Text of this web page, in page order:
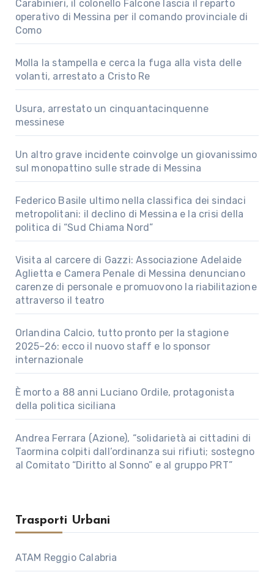
Carabinieri, il colonello Falcone lascia il reparto
operativo di Messina per il comando provinciale di
Como
Molla la stampella e cerca la fuga alla vista delle
volanti, arrestato a Cristo Re
Usura, arrestato un cinquantacinquenne
messinese
Un altro grave incidente coinvolge un giovanissimo
sul monopattino sulle strade di Messina
Federico Basile ultimo nella classifica dei sindaci
metropolitani: il declino di Messina e la crisi della
politica di “Sud Chiama Nord”
Visita al carcere di Gazzi: Associazione Adelaide
Aglietta e Camera Penale di Messina denunciano
carenze di personale e promuovono la riabilitazione
attraverso il teatro
Orlandina Calcio, tutto pronto per la stagione
2025–26: ecco il nuovo staff e lo sponsor
internazionale
È morto a 88 anni Luciano Ordile, protagonista
della politica siciliana
Andrea Ferrara (Azione), “solidarietà ai cittadini di
Taormina colpiti dall’ordinanza sui rifiuti; sostegno
al Comitato “Diritto al Sonno” e al gruppo PRT”
Trasporti Urbani
ATAM Reggio Calabria